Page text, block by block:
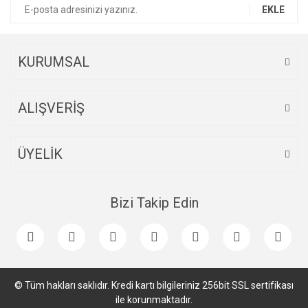
EKLE
KURUMSAL
ALIŞVERİŞ
ÜYELİK
Bizi Takip Edin
© Tüm hakları saklıdır. Kredi kartı bilgileriniz 256bit SSL sertifikası
ile korunmaktadır.